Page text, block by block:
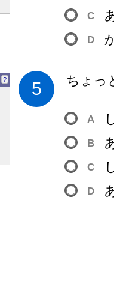
C
D
? 5 ちょ
A
B
C
D